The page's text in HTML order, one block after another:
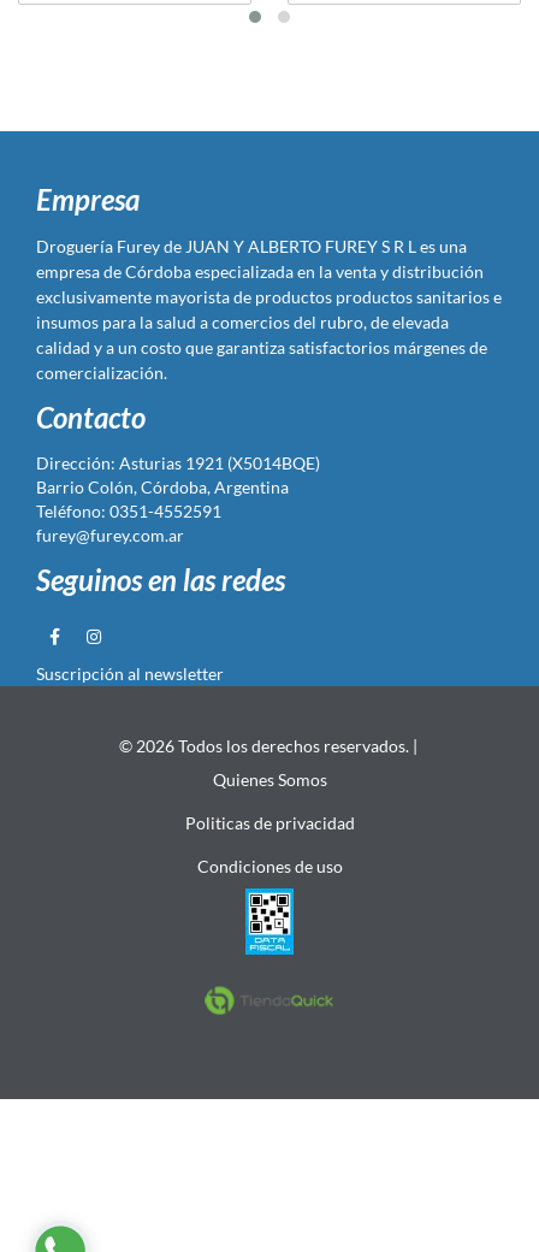
Empresa
Droguería Furey de JUAN Y ALBERTO FUREY S R L es una
empresa de Córdoba especializada en la venta y distribución
exclusivamente mayorista de productos productos sanitarios e
insumos para la salud a comercios del rubro, de elevada
calidad y a un costo que garantiza satisfactorios márgenes de
comercialización.
Contacto
Dirección: Asturias 1921 (X5014BQE)
Barrio Colón, Córdoba, Argentina
Teléfono: 0351-4552591
furey@furey.com.ar
Seguinos en las redes
Suscripción al newsletter
© 2026 Todos los derechos reservados. |
Quienes Somos
Politicas de privacidad
Condiciones de uso